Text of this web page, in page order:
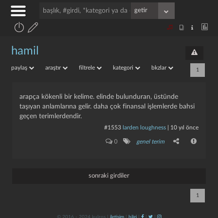
hamil
paylaş araştır filtrele kategori bkzlar 1
arapça kökenli bir kelime. elinde bulunduran, üstünde
taşıyan anlamlarına gelir. daha çok finansal işlemlerde bahsi
geçen terimlerdendir.
#1553 larden loughness 10 yıl önce
0 genel terim
sonraki girdiler
1
© 2016 - 2024 kulzos | iletişim| bilgi| | |